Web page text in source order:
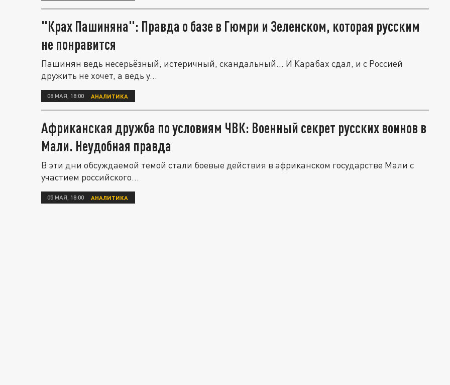
"Крах Пашиняна": Правда о базе в Гюмри и Зеленском, которая русским
не понравится
Пашинян ведь несерьёзный, истеричный, скандальный... И Карабах сдал, и с Россией
дружить не хочет, а ведь у...
08 МАЯ, 18:00 АНАЛИТИКА
Африканская дружба по условиям ЧВК: Военный секрет русских воинов в
Мали. Неудобная правда
В эти дни обсуждаемой темой стали боевые действия в африканском государстве Мали с
участием российского...
05 МАЯ, 18:00 АНАЛИТИКА